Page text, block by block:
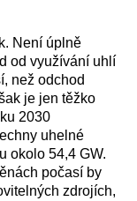
Není úplně
od využívání uhlí
než odchod
je jen těžko
2030
uhelné
okolo 54,4 GW.
počasí by
zdrojích,